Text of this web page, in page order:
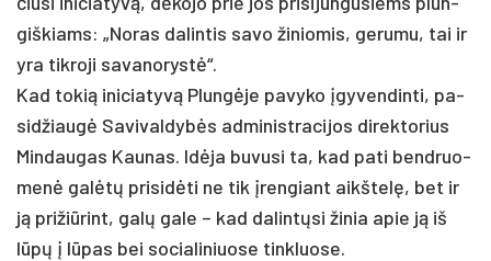
giš­kiams: „No­ras da­lin­tis sa­vo ži­nio­mis, ge­ru­mu, tai ir
yra tik­ro­ji sa­va­no­rystė“.
Kad to­kią ini­cia­tyvą Plungė­je pa­vy­ko įgy­ven­din­ti, pa­
si­džiaugė Sa­vi­val­dybės ad­mi­nist­ra­ci­jos di­rek­to­rius
Min­dau­gas Kau­nas. Idė­ja bu­vu­si ta, kad pa­ti bend­ruo­
menė galėtų pri­si­dėti ne tik įren­giant aikš­telę, bet ir
ją pri­žiū­rint, galų ga­le – kad da­lintų­si ži­nia apie ją iš
lūpų į lūpas bei so­cia­li­niuo­se tink­luo­se.